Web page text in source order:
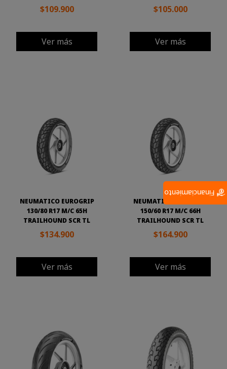
$109.900
Ver más
$105.000
Ver más
NEUMATICO EUROGRIP
130/80 R17 M/C 65H
TRAILHOUND SCR TL
$134.900
Ver más
NEUMATICO EUROGRIP
150/60 R17 M/C 66H
TRAILHOUND SCR TL
$164.900
Ver más
Financiamiento